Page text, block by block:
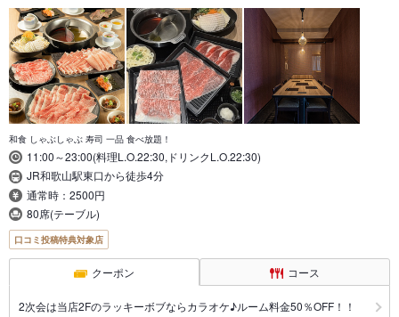
和食 しゃぶしゃぶ 寿司 一品 食べ放題！
11:00～23:00(料理L.O.22:30,ドリンクL.O.22:30)
JR和歌山駅東口から徒歩4分
通常時：2500円
80席(テーブル)
口コミ投稿特典対象店
クーポン コース
2次会は当店2Fのラッキーボブならカラオケ♪ルーム料金50％OFF！！